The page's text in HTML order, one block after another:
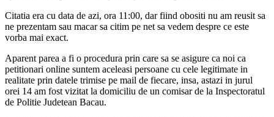
Citatia era cu data de azi, ora 11:00, dar fiind obositi nu am reusit sa
ne prezentam sau macar sa citim pe net sa vedem despre ce este
vorba mai exact.
Aparent parea a fi o procedura prin care sa se asigure ca noi ca
petitionari online suntem aceleasi persoane cu cele legitimate in
realitate prin datele trimise pe mail de fiecare, insa, astazi in jurul
orei 14 am fost vizitat la domiciliu de un comisar de la Inspectoratul
de Politie Judetean Bacau.